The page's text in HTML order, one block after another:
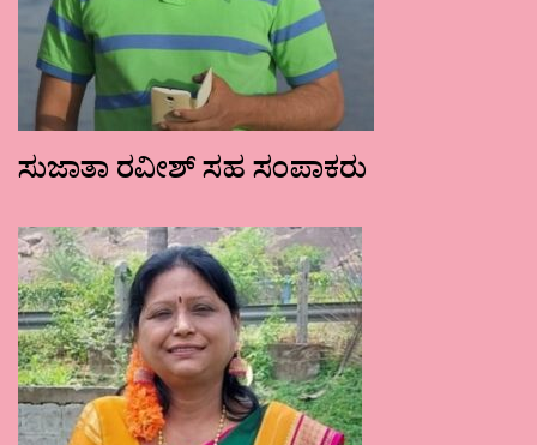
ಸುಜಾತಾ ರವೀಶ್ ಸಹ ಸಂಪಾಕರು